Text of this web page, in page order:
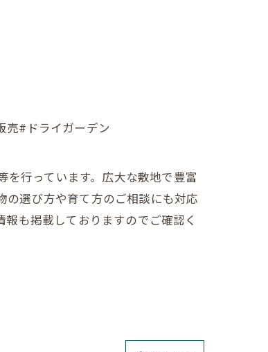
売#ドライガーデン
を行っています。広大な敷地で豊富
の選び方や育て方のご相談にも対応
も掲載しておりますのでご確認く